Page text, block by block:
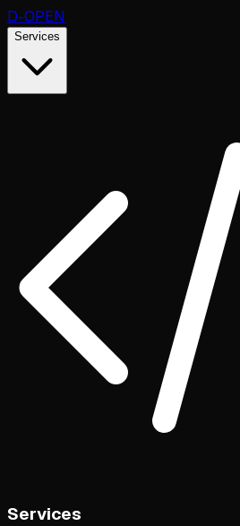
D-OPEN
Services
Services